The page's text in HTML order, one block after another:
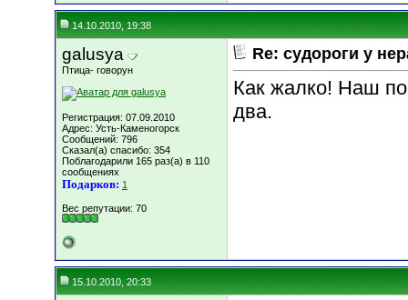
14.10.2010, 19:38
galusya
Птица- говорун
Регистрация: 07.09.2010
Адрес: Усть-Каменогорск
Сообщений: 796
Сказал(а) спасибо: 354
Поблагодарили 165 раз(а) в 110
сообщениях
Подарков: 1
Вес репутации: 70
Re: судороги у
Как жалко! Наш
два.
15.10.2010, 20:33